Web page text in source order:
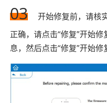
03
开始​​修复前，请核
正确，请点击“修复”开始
息，然后点击“修复”开始修